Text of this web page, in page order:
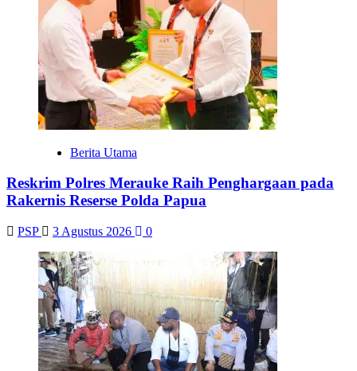
Berita Utama
Reskrim Polres Merauke Raih Penghargaan pada
Rakernis Reserse Polda Papua
PSP 3 Agustus 2026 0